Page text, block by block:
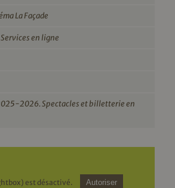
La Façade
en ligne
2026. Spectacles et billetterie en
est désactivé. Autoriser